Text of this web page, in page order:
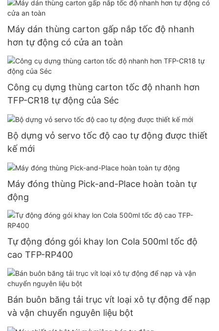
Máy dán thùng carton gấp nắp tốc độ nhanh
hơn tự động có cửa an toàn
Công cụ dựng thùng carton tốc độ nhanh hơn
TFP-CR18 tự động của Séc
Bộ dựng vỏ servo tốc độ cao tự động được thiết
kế mới
Máy đóng thùng Pick-and-Place hoàn toàn tự
động
Tự động đóng gói khay lon Cola 500ml tốc độ
cao TFP-RP400
Bán buôn băng tải trục vít loại xô tự động để nạp
và vận chuyển nguyên liệu bột